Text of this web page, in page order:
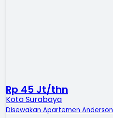
Rp 45 Jt/thn
Kota Surabaya
Disewakan Apartemen Anderson